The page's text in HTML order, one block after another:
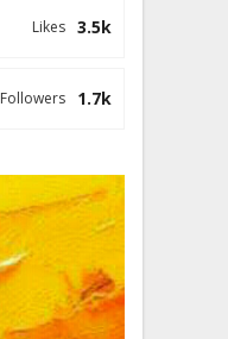
3.5k
Likes
1.7k
Followers